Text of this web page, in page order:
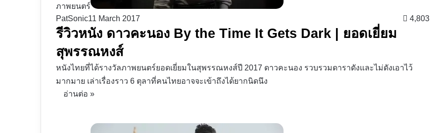
ภาพยนตร์
PatSonic11 March 2017 4,803
รีวิวหนัง ดาวคะนอง By the Time It Gets Dark | ยอดเยี่ยม
สุพรรณหงส์
หนังไทยที่ได้รางวัลภาพยนตร์ยอดเยี่ยมในสุพรรณหงส์ปี 2017 ดาวคะนอง รวบรวมดาราดังและไม่ดังเอาไว้
มากมาย เล่าเรื่องราว 6 ตุลาที่คนไทยอาจจะเข้าถึงได้ยากนิดนึง
อ่านต่อ »